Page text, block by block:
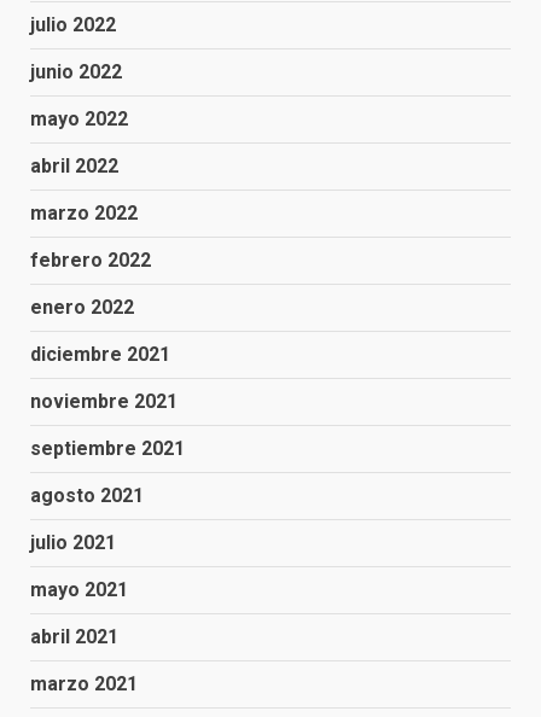
julio 2022
junio 2022
mayo 2022
abril 2022
marzo 2022
febrero 2022
enero 2022
diciembre 2021
noviembre 2021
septiembre 2021
agosto 2021
julio 2021
mayo 2021
abril 2021
marzo 2021